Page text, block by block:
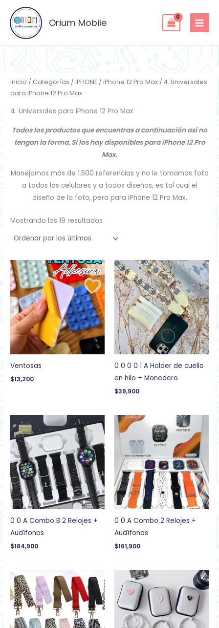
contenido
Orium Mobile
Inicio / Categorías /IPHONE /iPhone 12 Pro Max / 4. Universales
para iPhone 12 Pro Max
4. Universales para iPhone 12 Pro Max
Todos los productos que encuentras a continuación así no
tengan la forma, SÍ los hay disponibles para iPhone 12 Pro
Max.
Manejamos más de 1.500 referencias y no le tomamos foto
a todos los celulares y a todos diseños, es tal cual el
diseño de la foto, pero para iPhone 12 Pro Max.
Mostrando los 19 resultados
últimos
Ventosas
$13,200
0 0 0 0 1 A Holder de cuello
en hilo + Monedero
$39,900
0 0 A Combo B 2 Relojes +
Audífonos
$184,900
0 0 A Combo 2 Relojes +
Audífonos
$161,900